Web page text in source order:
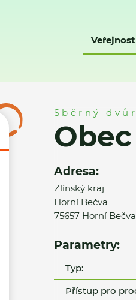
Veřejnost
Sběrný
Adresa:
Zlínský kraj
Horní Bečva
75657 Horní Bečva
Parametry:
Typ:
Přístup pro